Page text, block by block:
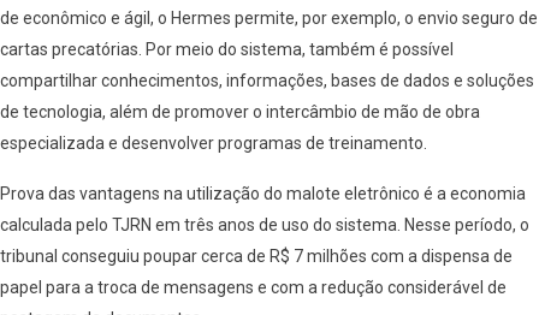
de econômico e ágil, o Hermes permite, por exemplo, o envio seguro de
cartas precatórias. Por meio do sistema, também é possível
compartilhar conhecimentos, informações, bases de dados e soluções
de tecnologia, além de promover o intercâmbio de mão de obra
especializada e desenvolver programas de treinamento.
Prova das vantagens na utilização do malote eletrônico é a economia
calculada pelo TJRN em três anos de uso do sistema. Nesse período, o
tribunal conseguiu poupar cerca de R$ 7 milhões com a dispensa de
papel para a troca de mensagens e com a redução considerável de